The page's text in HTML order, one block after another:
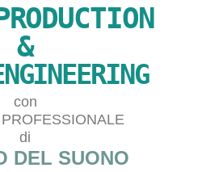
&
con
di
DEL SUONO